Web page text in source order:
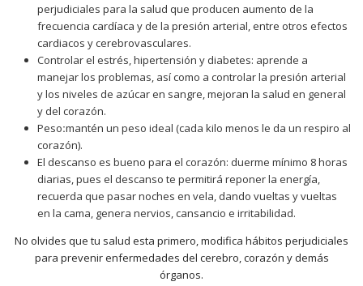
perjudiciales para la salud que producen aumento de la
frecuencia cardíaca y de la presión arterial, entre otros efectos
cardiacos y cerebrovasculares.
Controlar el estrés, hipertensión y diabetes: aprende a
manejar los problemas, así como a controlar la presión arterial
y los niveles de azúcar en sangre, mejoran la salud en general
y del corazón.
Peso:mantén un peso ideal (cada kilo menos le da un respiro al
corazón).
El descanso es bueno para el corazón: duerme mínimo 8 horas
diarias, pues el descanso te permitirá reponer la energía,
recuerda que pasar noches en vela, dando vueltas y vueltas
en la cama, genera nervios, cansancio e irritabilidad.
No olvides que tu salud esta primero, modifica hábitos perjudiciales
para prevenir enfermedades del cerebro, corazón y demás
órganos.